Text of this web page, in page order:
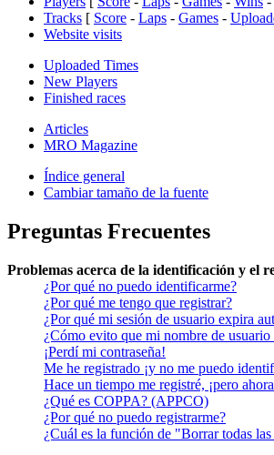
Tracks [ Score - Laps - Games -
Website visits
Uploaded Times
New Players
Finished races
Articles
MRO Magazine
Índice general
Cambiar tamaño de la fuente
Preguntas Frecuentes
Problemas acerca de la identificación y el
¿Por qué no puedo identificarme?
¿Por qué me tengo que registrar?
¿Por qué mi sesión de usuario expira
¿Cómo evito que mi nombre de
¡Perdí mi contraseña!
Me he registrado ¡y no me puedo
Hace un tiempo me registré, ¡pero
¿Qué es COPPA? (APPCO)
¿Por qué no puedo registrarme?
¿Cuál es la función de "Borrar todas